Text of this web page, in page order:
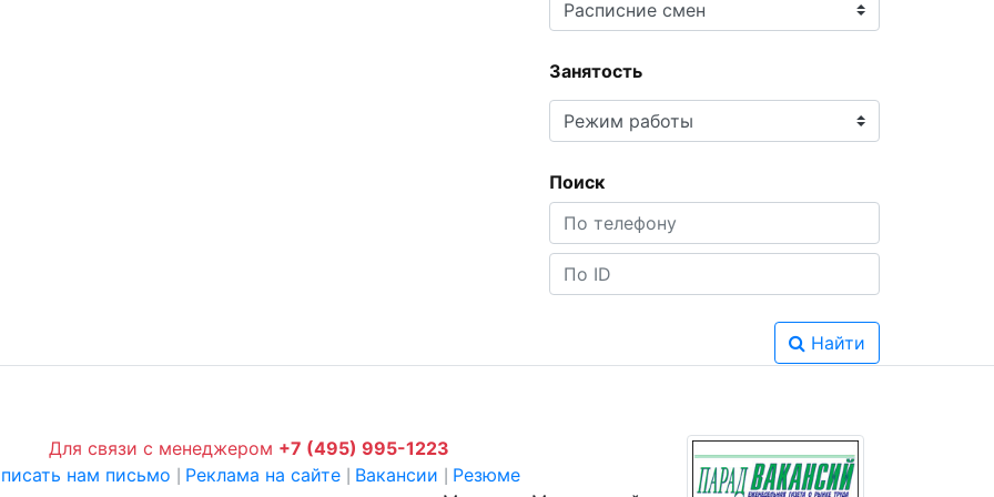
Занятость
Поиск
Найти
Для связи с менеджером +7 (495) 995-1223
нам письмо
Реклама на сайте Вакансии
Резюме